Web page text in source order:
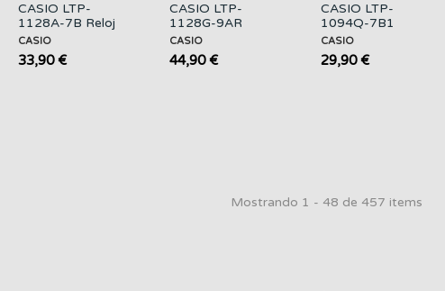
CASIO LTP-
1128A-7B Reloj
Mujer Acero
Inoxidable
Plateado
CASIO
33,90 €
CASIO LTP-
1128G-9AR
Reloj Mujer
Bicolor Acero
Inoxidable
CASIO
44,90 €
CASIO LTP-
1094Q-7B1
Reloj Mujer
Dorado con
Correa de Piel
CASIO
29,90 €
Mostrando 1 - 48 de 457 items